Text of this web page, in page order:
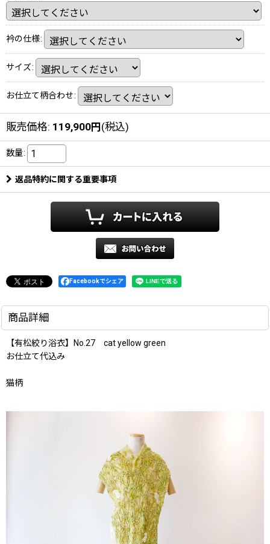
衿の仕様:
サイズ:
お仕立て柄合わせ:
販売価格: 119,900円(税込)
数量:
返品特約に関する重要事項
Facebookでシェア
商品詳細
【有松絞り浴衣】No.27 cat yellow green
お仕立て代込み
猫柄